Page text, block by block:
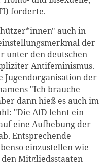
forderte.
auch in
der
unter den deutschen
Antifeminismus.
Jugendorganisation der
"Ich brauche
dann hieß es auch im
"Die AfD lehnt ein
eine Aufhebung der
Entsprechende
einzustellen wie
Mitgliedsstaaten